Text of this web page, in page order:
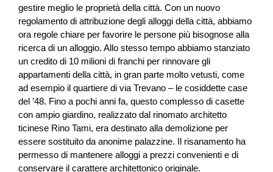
gestire meglio le proprietà della città. Con un nuovo
regolamento di attribuzione degli alloggi della città, abbiamo
ora regole chiare per favorire le persone più bisognose alla
ricerca di un alloggio. Allo stesso tempo abbiamo stanziato
un credito di 10 milioni di franchi per rinnovare gli
appartamenti della città, in gran parte molto vetusti, come
ad esempio il quartiere di via Trevano – le cosiddette case
del ’48. Fino a pochi anni fa, questo complesso di casette
con ampio giardino, realizzato dal rinomato architetto
ticinese Rino Tami, era destinato alla demolizione per
essere sostituito da anonime palazzine. Il risanamento ha
permesso di mantenere alloggi a prezzi convenienti e di
conservare il carattere architettonico originale.